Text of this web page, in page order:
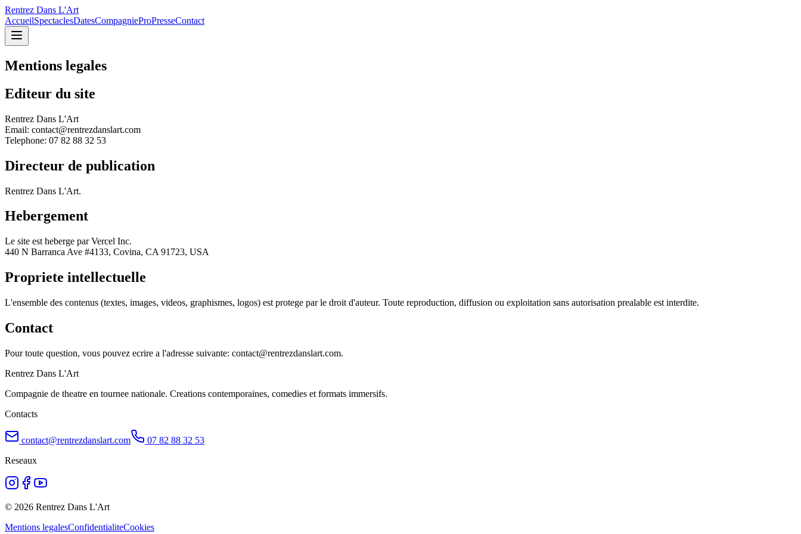
Rentrez Dans L'Art
AccueilSpectaclesDatesCompagnieProPresseContact
Mentions legales
Editeur du site
Rentrez Dans L'Art
Email: contact@rentrezdanslart.com
Telephone: 07 82 88 32 53
Directeur de publication
Rentrez Dans L'Art.
Hebergement
Le site est heberge par Vercel Inc.
440 N Barranca Ave #4133, Covina, CA 91723, USA
Propriete intellectuelle
L'ensemble des contenus (textes, images, videos, graphismes, logos) est protege par le droit d'auteur. Toute reproduction, diffusion ou exploitation sans autorisation prealable est interdite.
Contact
Pour toute question, vous pouvez ecrire a l'adresse suivante: contact@rentrezdanslart.com.
Rentrez Dans L'Art
Compagnie de theatre en tournee nationale. Creations contemporaines, comedies et formats immersifs.
Contacts
contact@rentrezdanslart.com
07 82 88 32 53
Reseaux
© 2026 Rentrez Dans L'Art
Mentions legalesConfidentialiteCookies